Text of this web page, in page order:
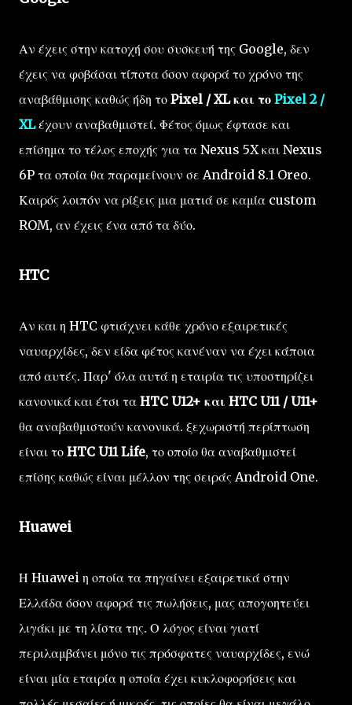
Αν έχεις στην κατοχή σου συσκευή της Google, δεν
έχεις να φοβάσαι τίποτα όσον αφορά το χρόνο της
αναβάθμισης καθώς ήδη το Pixel / XL και το Pixel 2 /
XLέχουν αναβαθμιστεί. Φέτος όμως έφτασε και
επίσημα το τέλος εποχής για τα Nexus 5X και Nexus
6P τα οποία θα παραμείνουν σε Android 8.1 Oreo.
Καιρός λοιπόν να ρίξεις μια ματιά σε καμία custom
ROM, αν έχεις ένα από τα δύο.
HTC
Αν και η HTC φτιάχνει κάθε χρόνο εξαιρετικές
ναυαρχίδες, δεν είδα φέτος κανέναν να έχει κάποια
από αυτές. Παρ' όλα αυτά η εταιρία τις υποστηρίζει
κανονικά και έτσι τα HTC U12+ και HTC U11 / U11+
θα αναβαθμιστούν κανονικά. ξεχωριστή περίπτωση
είναι το HTC U11 Life, το οποίο θα αναβαθμιστεί
επίσης καθώς είναι μέλλον της σειράς Android One.
Huawei
Η Huawei η οποία τα πηγαίνει εξαιρετικά στην
Ελλάδα όσον αφορά τις πωλήσεις, μας απογοητεύει
λιγάκι με τη λίστα της. Ο λόγος είναι γιατί
περιλαμβάνει μόνο τις πρόσφατες ναυαρχίδες, ενώ
είναι μία εταιρία η οποία έχει κυκλοφορήσεις και